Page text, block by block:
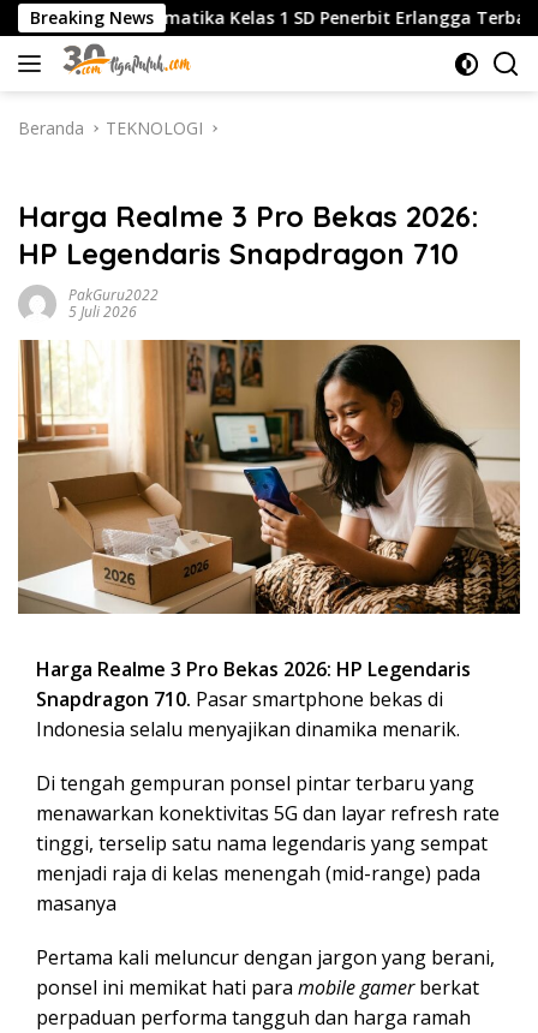
Langsung
ke
konten
Breaking News
Kelas 1 SD Penerbit Erlangga Terbaru, Panduan Lengkap
Beranda TEKNOLOGI
Harga Realme 3 Pro Bekas 2026:
HP Legendaris Snapdragon 710
PakGuru2022
5 Juli 2026
Harga Realme 3 Pro Bekas 2026: HP Legendaris
Snapdragon 710. Pasar smartphone bekas di
Indonesia selalu menyajikan dinamika menarik.
Di tengah gempuran ponsel pintar terbaru yang
menawarkan konektivitas 5G dan layar refresh rate
tinggi, terselip satu nama legendaris yang sempat
menjadi raja di kelas menengah (mid-range) pada
masanya
Pertama kali meluncur dengan jargon yang berani,
ponsel ini memikat hati para mobile gamerberkat
perpaduan performa tangguh dan harga ramah